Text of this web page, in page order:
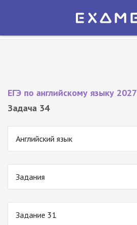
Экзамер — ЕГЭ 2027
ЕГЭ по английскому языку 2027
Задача 34
Английский язык
Задания
Задание 31